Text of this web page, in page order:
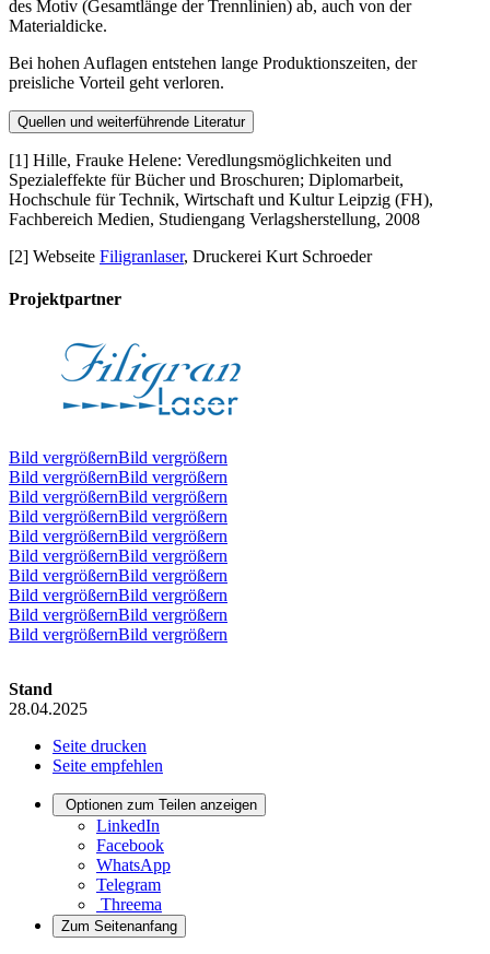
des Motiv (Gesamtlänge der Trennlinien) ab, auch von der
Materialdicke.
Bei hohen Auflagen entstehen lange Produktionszeiten, der
preisliche Vorteil geht verloren.
Quellen und weiterführende Literatur
[1] Hille, Frauke Helene: Veredlungsmöglichkeiten und
Spezialeffekte für Bücher und Broschuren; Diplomarbeit,
Hochschule für Technik, Wirtschaft und Kultur Leipzig (FH),
Fachbereich Medien, Studiengang Verlagsherstellung, 2008
[2] Webseite Filigranlaser, Druckerei Kurt Schroeder
Projektpartner
Bild vergrößernBild vergrößern
Bild vergrößernBild vergrößern
Bild vergrößernBild vergrößern
Bild vergrößernBild vergrößern
Bild vergrößernBild vergrößern
Bild vergrößernBild vergrößern
Bild vergrößernBild vergrößern
Bild vergrößernBild vergrößern
Bild vergrößernBild vergrößern
Bild vergrößernBild vergrößern
Stand
28.04.2025
Seite drucken
Seite empfehlen
Optionen zum Teilen anzeigen
LinkedIn
Facebook
WhatsApp
Telegram
Threema
Zum Seitenanfang